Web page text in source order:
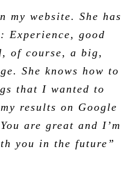
my website. She has
Experience, good
of course, a big,
She knows how to
that I wanted to
results on Google
are great and I’m
you in the future”